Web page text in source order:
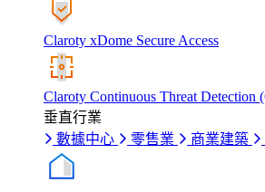
Claroty xDome Secure Access
Claroty Continuous Threat Detection
垂直行業
數據中心
零售業 商業建築